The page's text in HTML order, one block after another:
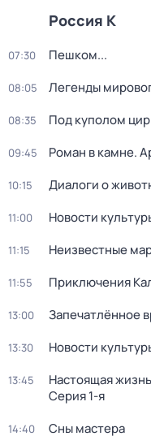
Россия К
07:30 Пешком...
08:05 Легенды
08:35 Под куполом
09:45 Роман в камне.
10:15 Диалоги о
11:00 Новости
11:15 Неизвестные
11:55 Приключения
13:00 Запечатлённое
13:30 Новости
13:45 Настоящая
Серия 1-я
14:40 Сны мастера